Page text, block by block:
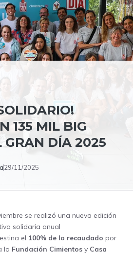
135 MIL BIG
GRAN DÍA 2025
29/11/2025
se realizó una nueva edición
solidaria anual
el 100% de lo recaudado por
la Fundación Cimientos y Casa